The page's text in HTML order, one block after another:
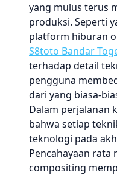
yang mulus terus
produksi. Seperti
platform hiburan
S8toto Bandar
terhadap detail
pengguna
dari yang biasa-
Dalam perjalanan
bahwa setiap
teknologi pada
Pencahayaan rata
compositing